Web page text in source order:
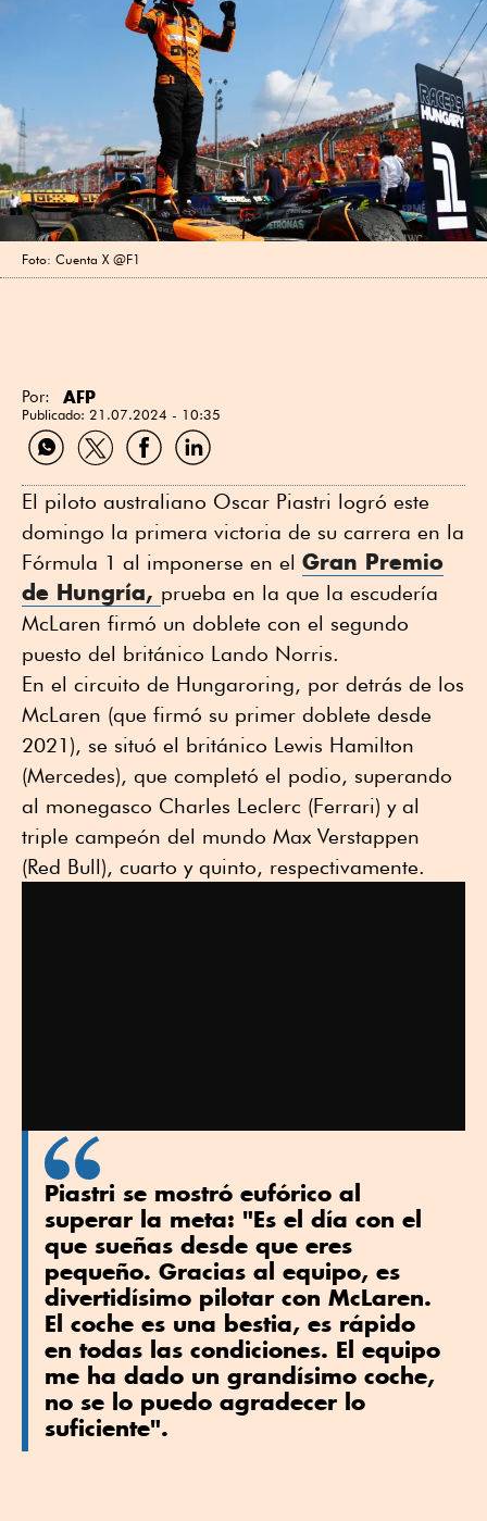
Foto: Cuenta X @F1
Por: AFP
Publicado: 21.07.2024 - 10:35
Compartir
por
Compartir
por
Compartir
por
Compartir
por
El piloto australiano Oscar Piastri logró este
domingo la primera victoria de su carrera en la
Fórmula 1 al imponerse en el Gran Premio
de Hungría, prueba en la que la escudería
McLaren firmó un doblete con el segundo
puesto del británico Lando Norris.
En el circuito de Hungaroring, por detrás de los
McLaren (que firmó su primer doblete desde
2021), se situó el británico Lewis Hamilton
(Mercedes), que completó el podio, superando
al monegasco Charles Leclerc (Ferrari) y al
triple campeón del mundo Max Verstappen
(Red Bull), cuarto y quinto, respectivamente.
Piastri se mostró eufórico al
superar la meta: "Es el día con el
que sueñas desde que eres
pequeño. Gracias al equipo, es
divertidísimo pilotar con McLaren.
El coche es una bestia, es rápido
en todas las condiciones. El equipo
me ha dado un grandísimo coche,
no se lo puedo agradecer lo
suficiente".